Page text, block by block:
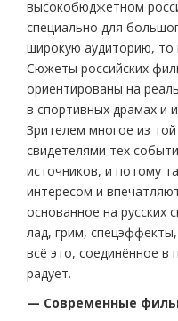
высокобюджетном
специально для
широкую аудиторию, то
Сюжеты российских
ориентированы на
в спортивных драмах и
Зрителем многое из
свидетелями тех
источников, и потому
интересом и
основанное на русских
лад, грим,
всё это, соединённое в
радует.
— Современные